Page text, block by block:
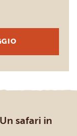
safari in